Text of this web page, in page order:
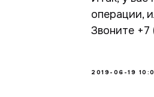
операции,
Звоните
2019-06-19